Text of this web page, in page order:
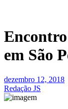
em São
dezembro 12, 2018
Redação JS